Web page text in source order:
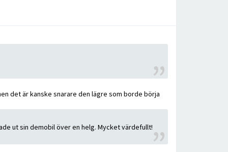
det är kanske snarare den lägre som borde börja
ut sin demobil över en helg. Mycket värdefullt!